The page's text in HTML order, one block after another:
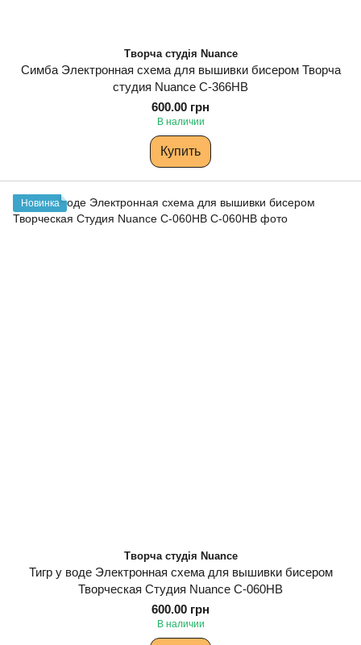
Творча студія Nuance
Симба Электронная схема для вышивки бисером Творча
студия Nuance С-366НВ
600.00 грн
В наличии
Купить
Новинка
Творча студія Nuance
Тигр у воде Электронная схема для вышивки бисером
Творческая Студия Nuance С-060НВ
600.00 грн
В наличии